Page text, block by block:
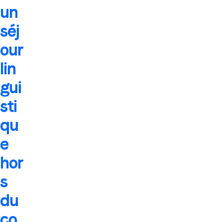
un
séj
our
lin
gui
sti
qu
e
hor
s
du